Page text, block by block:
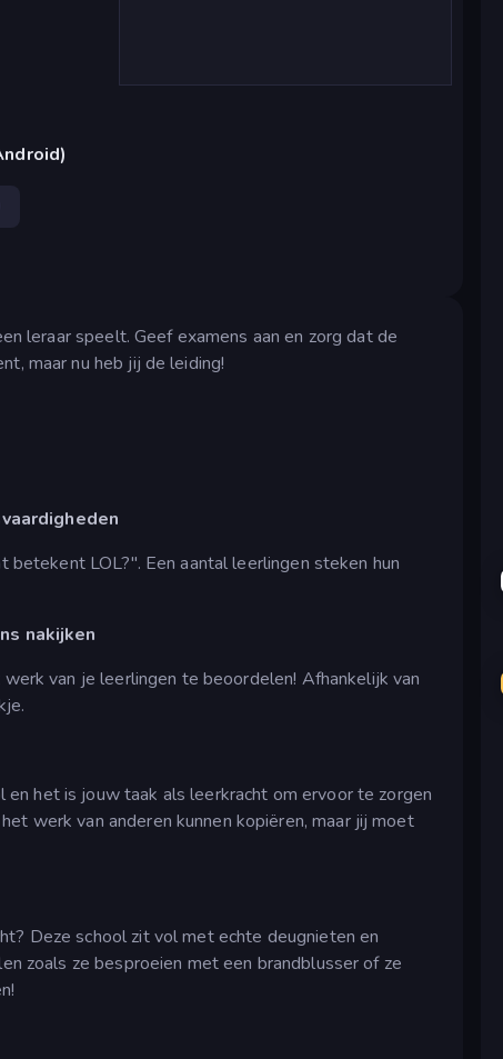
leraar speelt. Geef examens aan en zorg dat de
maar nu heb jij de leiding!
LOL?". Een aantal leerlingen steken hun
nakijken
van je leerlingen te beoordelen! Afhankelijk van
het is jouw taak als leerkracht om ervoor te zorgen
werk van anderen kunnen kopiëren, maar jij moet
Deze school zit vol met echte deugnieten en
zoals ze besproeien met een brandblusser of ze